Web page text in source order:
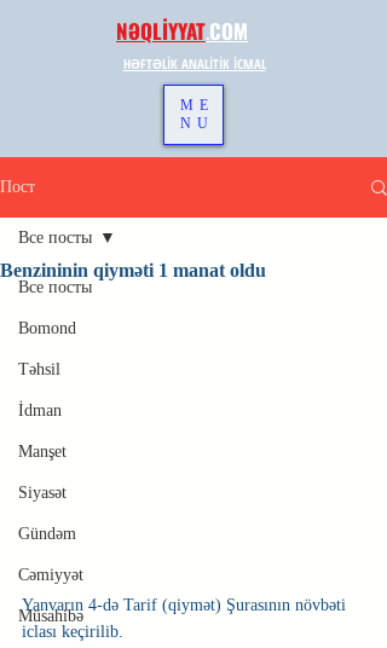
NƏQLİYYAT.COM
HƏFTƏLİK ANALİTİK İCMAL
ME
NU
Пост
Все посты
Bomond
Təhsil
İdman
Manşet
Siyasət
Gündəm
Cəmiyyət
Müsahibə
Все посты
Benzininin qiyməti 1 manat oldu
Yanvarın 4-də Tarif (qiymət) Şurasının növbəti
iclası keçirilib.